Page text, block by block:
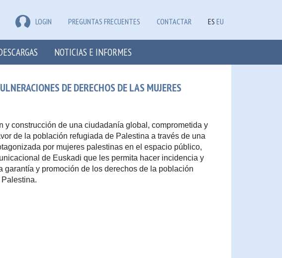
LOGIN PREGUNTAS FRECUENTES CONTACTAR ES EU
NOTICIAS E INFORMES
DE DERECHOS DE LAS MUJERES
y construcción de una ciudadanía global, comprometida y
de la población refugiada de Palestina a través de una
por mujeres palestinas en el espacio público,
de Euskadi que les permita hacer incidencia y
garantía y promoción de los derechos de la población